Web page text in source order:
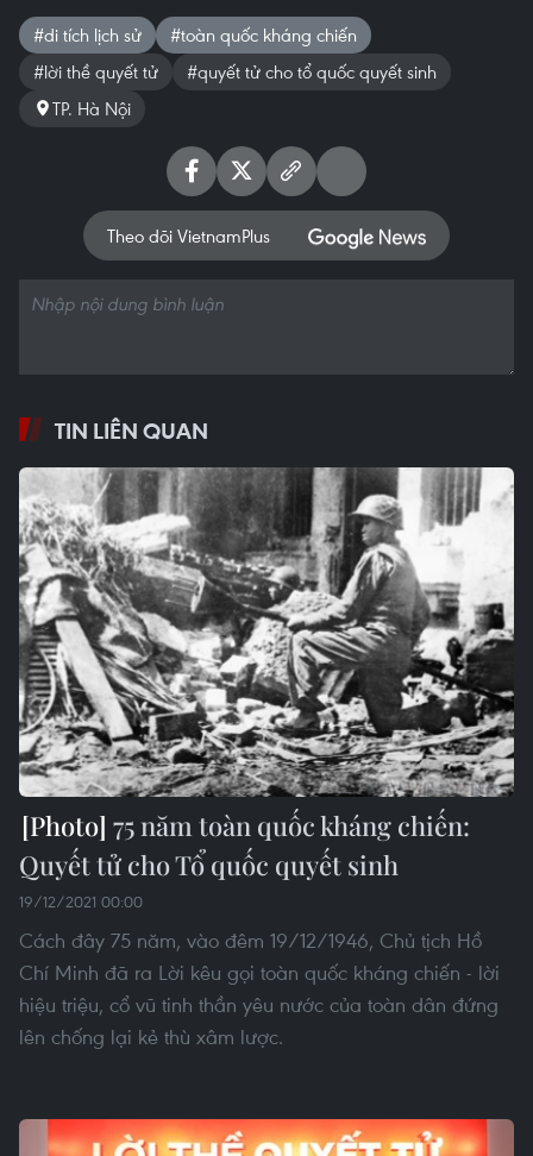
#di tích lịch sử
#toàn quốc kháng chiến
#lời thề quyết tử
#quyết tử cho tổ quốc quyết sinh
TP. Hà Nội
Theo dõi VietnamPlus
TIN LIÊN QUAN
75 năm toàn quốc kháng chiến:
Quyết tử cho Tổ quốc quyết sinh
19/12/2021 00:00
Cách đây 75 năm, vào đêm 19/12/1946, Chủ tịch Hồ
Chí Minh đã ra Lời kêu gọi toàn quốc kháng chiến - lời
hiệu triệu, cổ vũ tinh thần yêu nước của toàn dân đứng
lên chống lại kẻ thù xâm lược.